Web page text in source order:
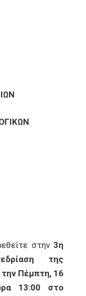
στην 3η
της
Πέμπτη, 16
13:00 στο